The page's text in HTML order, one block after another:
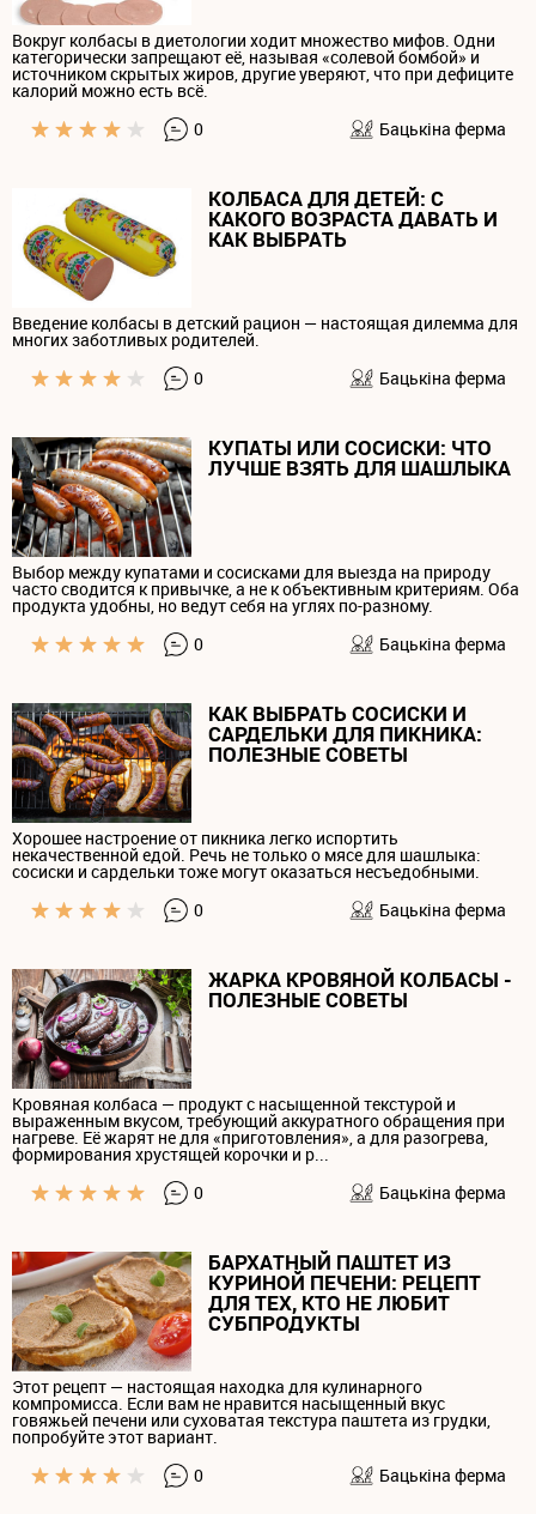
Вокруг колбасы в диетологии ходит множество мифов. Одни
категорически запрещают её, называя «солевой бомбой» и
источником скрытых жиров, другие уверяют, что при дефиците
калорий можно есть всё.
Бацькiна ферма
0
КОЛБАСА ДЛЯ ДЕТЕЙ: С
КАКОГО ВОЗРАСТА ДАВАТЬ И
КАК ВЫБРАТЬ
Введение колбасы в детский рацион — настоящая дилемма для
многих заботливых родителей.
Бацькiна ферма
0
КУПАТЫ ИЛИ СОСИСКИ: ЧТО
ЛУЧШЕ ВЗЯТЬ ДЛЯ ШАШЛЫКА
Выбор между купатами и сосисками для выезда на природу
часто сводится к привычке, а не к объективным критериям. Оба
продукта удобны, но ведут себя на углях по-разному.
Бацькiна ферма
0
КАК ВЫБРАТЬ СОСИСКИ И
САРДЕЛЬКИ ДЛЯ ПИКНИКА:
ПОЛЕЗНЫЕ СОВЕТЫ
Хорошее настроение от пикника легко испортить
некачественной едой. Речь не только о мясе для шашлыка:
сосиски и сардельки тоже могут оказаться несъедобными.
Бацькiна ферма
0
ЖАРКА КРОВЯНОЙ КОЛБАСЫ -
ПОЛЕЗНЫЕ СОВЕТЫ
Кровяная колбаса — продукт с насыщенной текстурой и
выраженным вкусом, требующий аккуратного обращения при
нагреве. Её жарят не для «приготовления», а для разогрева,
формирования хрустящей корочки и р...
Бацькiна ферма
0
БАРХАТНЫЙ ПАШТЕТ ИЗ
КУРИНОЙ ПЕЧЕНИ: РЕЦЕПТ
ДЛЯ ТЕХ, КТО НЕ ЛЮБИТ
СУБПРОДУКТЫ
Этот рецепт — настоящая находка для кулинарного
компромисса. Если вам не нравится насыщенный вкус
говяжьей печени или суховатая текстура паштета из грудки,
попробуйте этот вариант.
Бацькiна ферма
0